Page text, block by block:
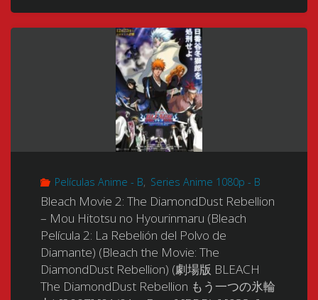
[10
Bits]
[x265]
[HEVC
Ma10p
FLAC]
[NUEVO
APORTEEE!!!!!]"
Hell
Chapter)
(劇
場
版
地
獄
篇)
[2010]
3:
Fade
to
Black
(Bleach
Película
3:
a
Películas Anime - B, Series Anime 1080p - B
Bleach Movie 2: The DiamondDust Rebellion
– Mou Hitotsu no Hyourinmaru (Bleach
Película 2: La Rebelión del Polvo de
Diamante) (Bleach the Movie: The
DiamondDust Rebellion) (劇場版 BLEACH
The DiamondDust Rebellion もう一つの氷輪